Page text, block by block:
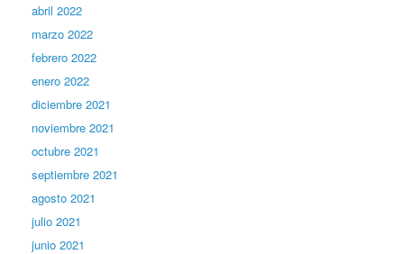
abril 2022
marzo 2022
febrero 2022
enero 2022
diciembre 2021
noviembre 2021
octubre 2021
septiembre 2021
agosto 2021
julio 2021
junio 2021